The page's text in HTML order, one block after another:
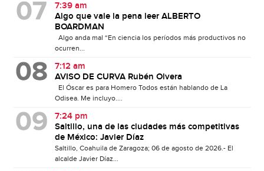
7:39 am
Algo que vale la pena leer ALBERTO
BOARDMAN
Algo anda mal “En ciencia los períodos más productivos no
ocurren...
7:12 am
AVISO DE CURVA Rubén Olvera
El Óscar es para Homero Todos están hablando de La
Odisea. Me incluyo....
7:24 pm
Saltillo, una de las ciudades más competitivas
de México: Javier Díaz
Saltillo, Coahuila de Zaragoza; 06 de agosto de 2026.- El
alcalde Javier Díaz...